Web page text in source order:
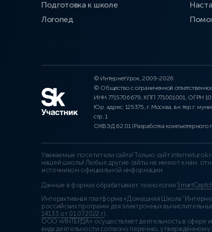
Подготовка к школе
Логопед
© ИнтернетУрок, 2009-2026
© Общество с ограниченной
ИНН 7715706679, КПП 771001001, ОГРН
Юр. адрес: 125375, г. Москва, вн.тер.г.
стр. 1
ОКВЭД 62.01 (Разработка компьютерного
Уважаемые посетители сайта! Только сайт
нашей школы! Любые другие сайты не имеют к нам
источником официальной информации.
Данные в формах обрабатывает технология
Интерактивная платформа «Домашняя Школа
российских программ для электронных
14133 от 01.07.2022 г.).
ООО «ИНТЕРДА» осуществляет деятельность в сфере
вида деятельности согласно перечню,